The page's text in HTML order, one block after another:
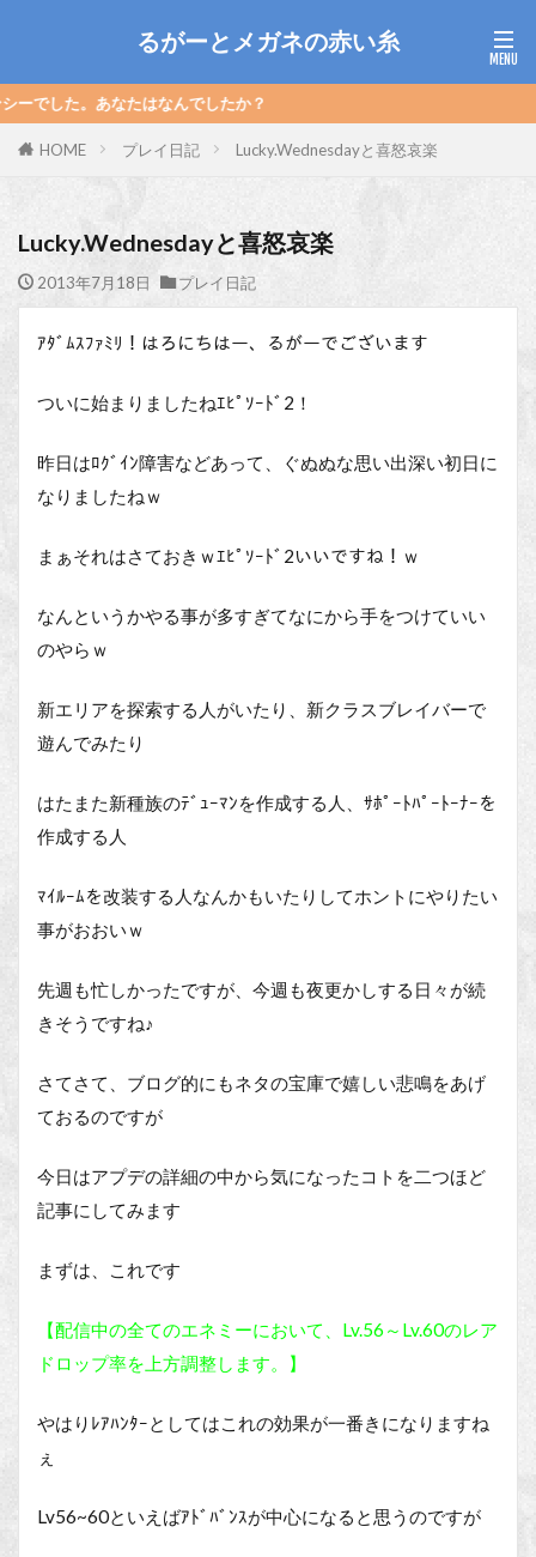
るがーとメガネの赤い糸
たはなんでしたか？
HOME プレイ日記 Lucky.Wednesdayと喜怒哀楽
Lucky.Wednesdayと喜怒哀楽
2013年7月18日 プレイ日記
ｱﾀﾞﾑｽﾌｧﾐﾘ！はろにちはー、るがーでございます
ついに始まりましたねｴﾋﾟｿｰﾄﾞ2！
昨日はﾛｸﾞｲﾝ障害などあって、ぐぬぬな思い出深い初日に
なりましたねｗ
まぁそれはさておきｗｴﾋﾟｿｰﾄﾞ2いいですね！ｗ
なんというかやる事が多すぎてなにから手をつけていい
のやらｗ
新エリアを探索する人がいたり、新クラスブレイバーで
遊んでみたり
はたまた新種族のﾃﾞｭｰﾏﾝを作成する人、ｻﾎﾟｰﾄﾊﾟｰﾄｰﾅｰを
作成する人
ﾏｲﾙｰﾑを改装する人なんかもいたりしてホントにやりたい
事がおおいｗ
先週も忙しかったですが、今週も夜更かしする日々が続
きそうですね♪
さてさて、ブログ的にもネタの宝庫で嬉しい悲鳴をあげ
ておるのですが
今日はアプデの詳細の中から気になったコトを二つほど
記事にしてみます
まずは、これです
【配信中の全てのエネミーにおいて、Lv.56～Lv.60のレア
ドロップ率を上方調整します。】
やはりﾚｱﾊﾝﾀｰとしてはこれの効果が一番きになりますね
ぇ
Lv56~60といえばｱﾄﾞﾊﾞﾝｽが中心になると思うのですが